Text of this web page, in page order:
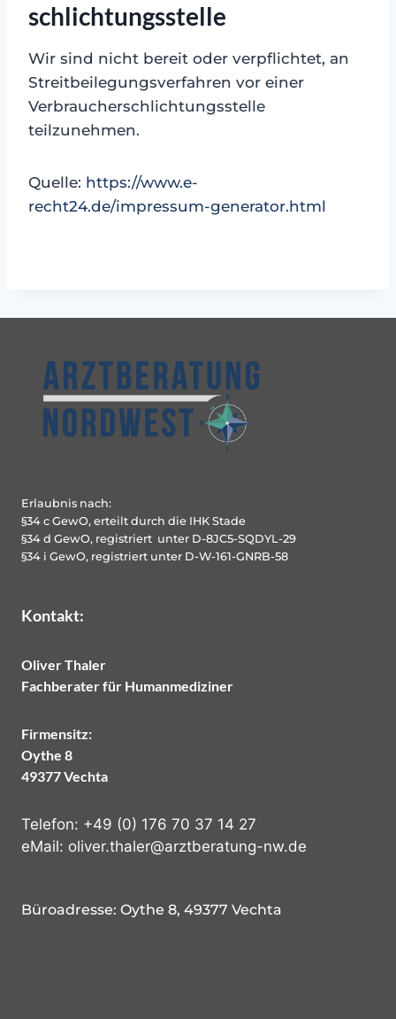
schlichtungs­stelle
Wir sind nicht bereit oder verpflichtet, an
Streitbeilegungsverfahren vor einer
Verbraucherschlichtungsstelle
teilzunehmen.
Quelle: https://www.e-
recht24.de/impressum-generator.html
Erlaubnis nach:
§34 c GewO, erteilt durch die IHK Stade
§34 d GewO, registriert unter D-8JC5-SQDYL-29
§34 i GewO, registriert unter D-W-161-GNRB-58
Kontakt:
Oliver Thaler
Fachberater für Humanmediziner
Firmensitz:
Oythe 8
49377 Vechta
Telefon: +49 (0) 176 70 37 14 27
eMail: oliver.thaler@arztberatung-nw.de
Büroadresse: Oythe 8, 49377 Vechta